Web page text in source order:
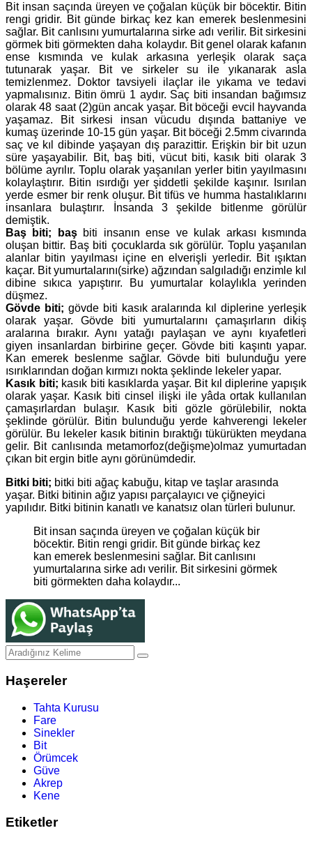
Bit insan saçında üreyen ve çoğalan küçük bir böcektir. Bitin
rengi gridir. Bit günde birkaç kez kan emerek beslenmesini
sağlar. Bit canlısını yumurtalarına sirke adı verilir. Bit sirkesini
görmek biti görmekten daha kolaydır. Bit genel olarak kafanın
ense kısmında ve kulak arkasına yerleşik olarak saça
tutunarak yaşar. Bit ve sirkeler su ile yıkanarak asla
temizlenmez. Doktor tavsiyeli ilaçlar ile yıkama ve tedavi
yapmalısınız. Bitin ömrü 1 aydır. Saç biti insandan bağımsız
olarak 48 saat (2)gün ancak yaşar. Bit böceği evcil hayvanda
yaşamaz. Bit sirkesi insan vücudu dışında battaniye ve
kumaş üzerinde 10-15 gün yaşar. Bit böceği 2.5mm civarında
saç ve kıl dibinde yaşayan dış parazittir. Erişkin bir bit uzun
süre yaşayabilir. Bit, baş biti, vücut biti, kasık biti olarak 3
bölüme ayrılır. Toplu olarak yaşanılan yerler bitin yayılmasını
kolaylaştırır. Bitin ısırdığı yer şiddetli şekilde kaşınır. Isırılan
yerde esmer bir renk oluşur. Bit tifüs ve humma hastalıklarını
insanlara bulaştırır. İnsanda 3 şekilde bitlenme görülür
demiştik.
Baş biti; başbiti insanın ense ve kulak arkası kısmında
oluşan bittir. Baş biti çocuklarda sık görülür. Toplu yaşanılan
alanlar bitin yayılması içine en elverişli yerledir. Bit ışıktan
kaçar. Bit yumurtalarını(sirke) ağzından salgıladığı enzimle kıl
dibine sıkıca yapıştırır. Bu yumurtalar kolaylıkla yerinden
düşmez.
Gövde biti; gövde biti kasık aralarında kıl diplerine yerleşik
olarak yaşar. Gövde biti yumurtalarını çamaşırların dikiş
aralarına bırakır. Aynı yatağı paylaşan ve aynı kıyafetleri
giyen insanlardan birbirine geçer. Gövde biti kaşıntı yapar.
Kan emerek beslenme sağlar. Gövde biti bulunduğu yere
ısırıklarından doğan kırmızı nokta şeklinde lekeler yapar.
Kasık biti; kasık biti kasıklarda yaşar. Bit kıl diplerine yapışık
olarak yaşar. Kasık biti cinsel ilişki ile yâda ortak kullanılan
çamaşırlardan bulaşır. Kasık biti gözle görülebilir, nokta
şeklinde görülür. Bitin bulunduğu yerde kahverengi lekeler
görülür. Bu lekeler kasık bitinin bıraktığı tükürükten meydana
gelir. Bit canlısında metamorfoz(değişme)olmaz yumurtadan
çıkan bit ergin bitle aynı görünümdedir.
Bitki biti; bitki biti ağaç kabuğu, kitap ve taşlar arasında
yaşar. Bitki bitinin ağız yapısı parçalayıcı ve çiğneyici
yapılıdır. Bitki bitinin kanatlı ve kanatsız olan türleri bulunur.
Bit insan saçında üreyen ve çoğalan küçük bir
böcektir. Bitin rengi gridir. Bit günde birkaç kez
kan emerek beslenmesini sağlar. Bit canlısını
yumurtalarına sirke adı verilir. Bit sirkesini görmek
biti görmekten daha kolaydır...
Haşereler
Tahta Kurusu
Fare
Sinekler
Bit
Örümcek
Güve
Akrep
Kene
Etiketler